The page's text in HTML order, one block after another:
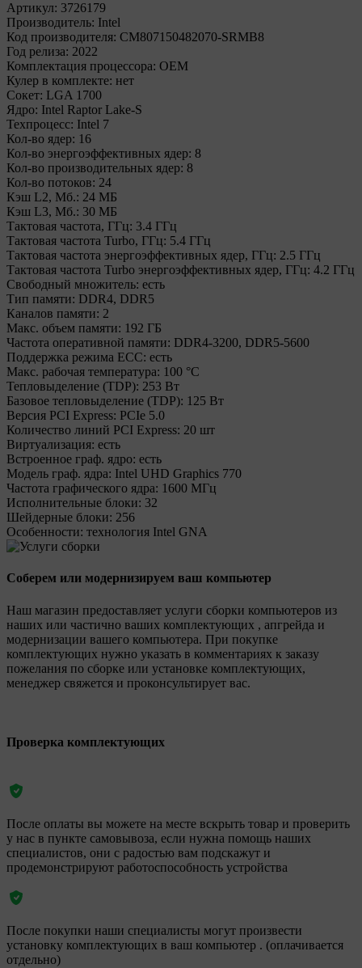
Артикул: 3726179
Производитель: Intel
Код производителя: CM807150482070-SRMB8
Год релиза: 2022
Комплектация процессора: OEM
Кулер в комплекте: нет
Сокет: LGA 1700
Ядро: Intel Raptor Lake-S
Техпроцесс: Intel 7
Кол-во ядер: 16
Кол-во энергоэффективных ядер: 8
Кол-во производительных ядер: 8
Кол-во потоков: 24
Кэш L2, Мб.: 24 МБ
Кэш L3, Мб.: 30 МБ
Тактовая частота, ГГц: 3.4 ГГц
Тактовая частота Turbo, ГГц: 5.4 ГГц
Тактовая частота энергоэффективных ядер, ГГц: 2.5 ГГц
Тактовая частота Turbo энергоэффективных ядер, ГГц: 4.2 ГГц
Свободный множитель: есть
Тип памяти: DDR4, DDR5
Каналов памяти: 2
Макс. объем памяти: 192 ГБ
Частота оперативной памяти: DDR4-3200, DDR5-5600
Поддержка режима ECC: есть
Макс. рабочая температура: 100 °C
Тепловыделение (TDP): 253 Вт
Базовое тепловыделение (TDP): 125 Вт
Версия PCI Express: PCIe 5.0
Количество линий PCI Express: 20 шт
Виртуализация: есть
Встроенное граф. ядро: есть
Модель граф. ядра: Intel UHD Graphics 770
Частота графического ядра: 1600 МГц
Исполнительные блоки: 32
Шейдерные блоки: 256
Особенности: технология Intel GNA
Соберем или модернизируем ваш компьютер
Наш магазин предоставляет услуги сборки компьютеров из
наших или частично ваших комплектующих , апгрейда и
модернизации вашего компьютера. При покупке
комплектующих нужно указать в комментариях к заказу
пожелания по сборке или установке комплектующих,
менеджер свяжется и проконсультирует вас.
Проверка комплектующих
После оплаты вы можете на месте вскрыть товар и проверить
у нас в пункте самовывоза, если нужна помощь наших
специалистов, они с радостью вам подскажут и
продемонстрируют работоспособность устройства
После покупки наши специалисты могут произвести
установку комплектующих в ваш компьютер . (оплачивается
отдельно)